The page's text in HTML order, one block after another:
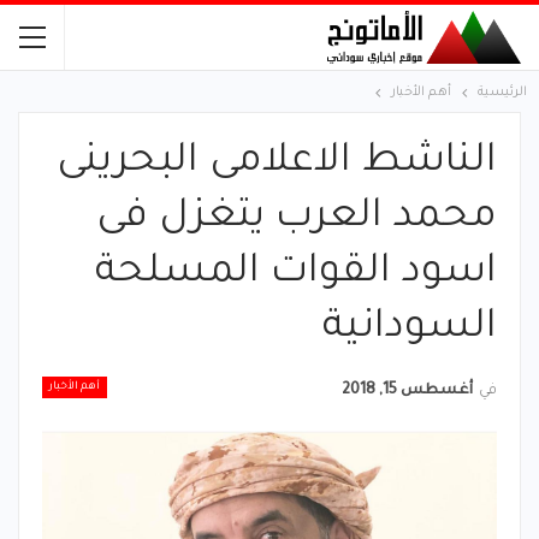
الرئيسية أهم الأخبار
الناشط الاعلامى البحرينى
محمد العرب يتغزل فى
اسود القوات المسلحة
السودانية
أهم الأخبار في أغسطس 15, 2018